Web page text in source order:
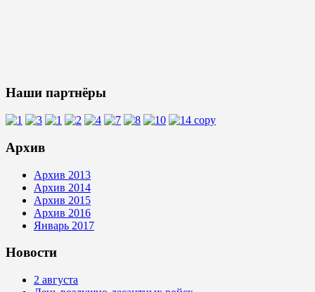
Наши партнёры
Архив
Архив 2013
Архив 2014
Архив 2015
Архив 2016
Январь 2017
Новости
2 августа